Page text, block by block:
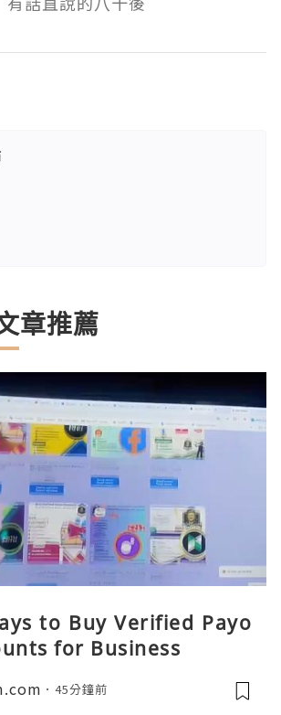
章推薦
to Buy Verified Payo
for Business
45分鐘前